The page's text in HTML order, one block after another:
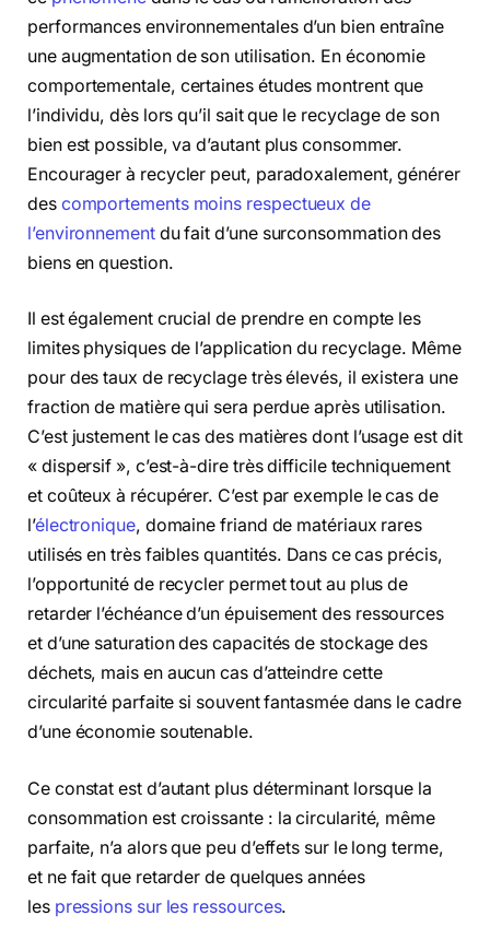
performances environnementales d’un bien entraîne
une augmentation de son utilisation. En économie
comportementale, certaines études montrent que
l’individu, dès lors qu’il sait que le recyclage de son
bien est possible, va d’autant plus consommer.
Encourager à recycler peut, paradoxalement, générer
des comportements moins respectueux de
l’environnementdu fait d’une surconsommation des
biens en question.
Il est également crucial de prendre en compte les
limites physiques de l’application du recyclage. Même
pour des taux de recyclage très élevés, il existera une
fraction de matière qui sera perdue après utilisation.
C’est justement le cas des matières dont l’usage est dit
« dispersif », c’est-à-dire très difficile techniquement
et coûteux à récupérer. C’est par exemple le cas de
l’électronique, domaine friand de matériaux rares
utilisés en très faibles quantités. Dans ce cas précis,
l’opportunité de recycler permet tout au plus de
retarder l’échéance d’un épuisement des ressources
et d’une saturation des capacités de stockage des
déchets, mais en aucun cas d’atteindre cette
circularité parfaite si souvent fantasmée dans le cadre
d’une économie soutenable.
Ce constat est d’autant plus déterminant lorsque la
consommation est croissante : la circularité, même
parfaite, n’a alors que peu d’effets sur le long terme,
et ne fait que retarder de quelques années
les pressions sur les ressources.